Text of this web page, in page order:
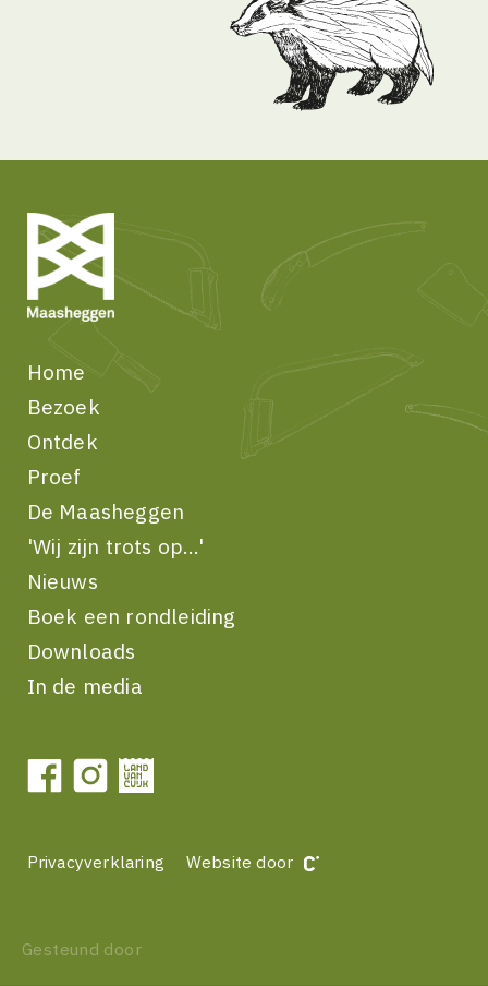
Home
Bezoek
Ontdek
Proef
De Maasheggen
'Wij zijn trots op...'
Nieuws
Boek een rondleiding
Downloads
In de media
Privacyverklaring Website door
Gesteund door